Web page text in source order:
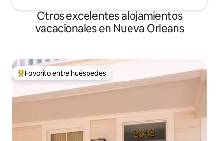
Otros excelentes alojamientos
vacacionales en Nueva Orleans
De los mejores en Favorito entre huéspedes
Favorito entre huéspedes